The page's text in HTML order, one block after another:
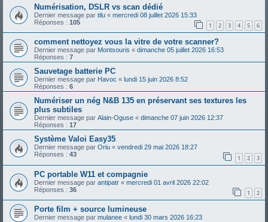
Numérisation, DSLR vs scan dédié
Dernier message par tilu « mercredi 08 juillet 2026 15:33
Réponses : 105 1 2 3 4 5 6
comment nettoyez vous la vitre de votre scanner?
Dernier message par Montsouris « dimanche 05 juillet 2026 16:53
Réponses : 7
Sauvetage batterie PC
Dernier message par Havoc « lundi 15 juin 2026 8:52
Réponses : 6
Numériser un nég N&B 135 en préservant ses textures les
plus subtiles
Dernier message par Alain-Oguse « dimanche 07 juin 2026 12:37
Réponses : 17
Système Valoi Easy35
Dernier message par Oriu « vendredi 29 mai 2026 18:27
Réponses : 43 1 2 3
PC portable W11 et compagnie
Dernier message par antipatr « mercredi 01 avril 2026 22:02
Réponses : 36 1 2
Porte film + source lumineuse
Dernier message par mulanee « lundi 30 mars 2026 16:23